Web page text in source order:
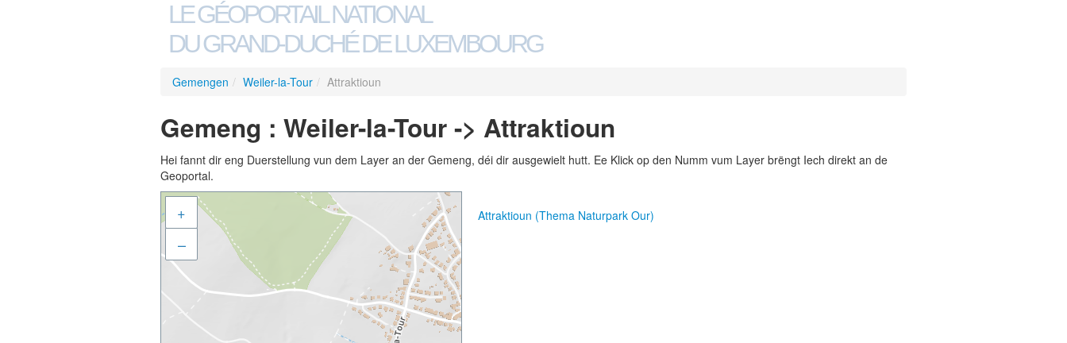
LE GÉOPORTAIL NATIONAL
DU GRAND-DUCHÉ DE LUXEMBOURG
Gemengen / Weiler-la-Tour / Attraktioun
Gemeng : Weiler-la-Tour -> Attraktioun
Hei fannt dir eng Duerstellung vun dem Layer an der Gemeng, déi dir ausgewielt hutt. Ee Klick op den Numm vum Layer brëngt Iech direkt an de
Geoportal.
+
–
Attraktioun (Thema Naturpark Our)